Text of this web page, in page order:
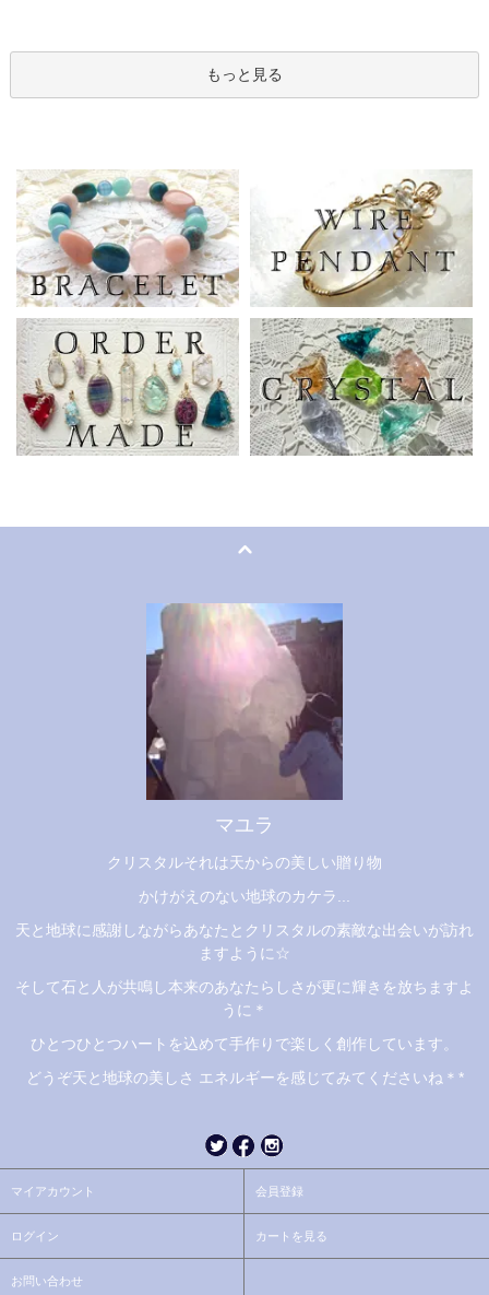
もっと見る
マユラ
クリスタルそれは天からの美しい贈り物
かけがえのない地球のカケラ...
天と地球に感謝しながらあなたとクリスタルの素敵な出会いが訪れ
ますように☆
そして石と人が共鳴し本来のあなたらしさが更に輝きを放ちますよ
うに＊
ひとつひとつハートを込めて手作りで楽しく創作しています。
どうぞ天と地球の美しさ エネルギーを感じてみてくださいね＊*
マイアカウント 会員登録
ログイン カートを見る
お問い合わせ